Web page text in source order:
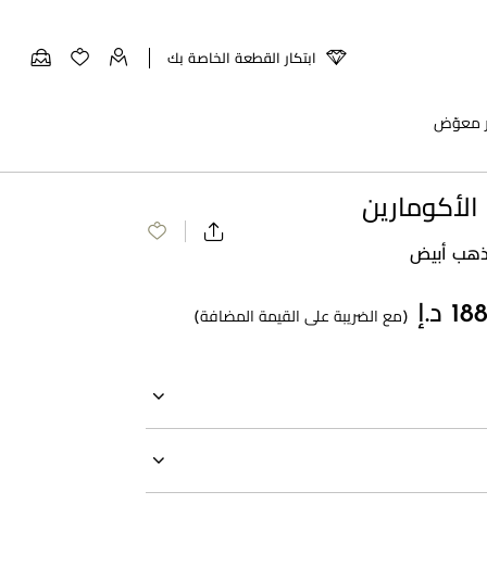
ابتكار القطعة الخاصة بك
معوّض
ذهب أبيض
(مع الضريبة على القيمة المضافة)